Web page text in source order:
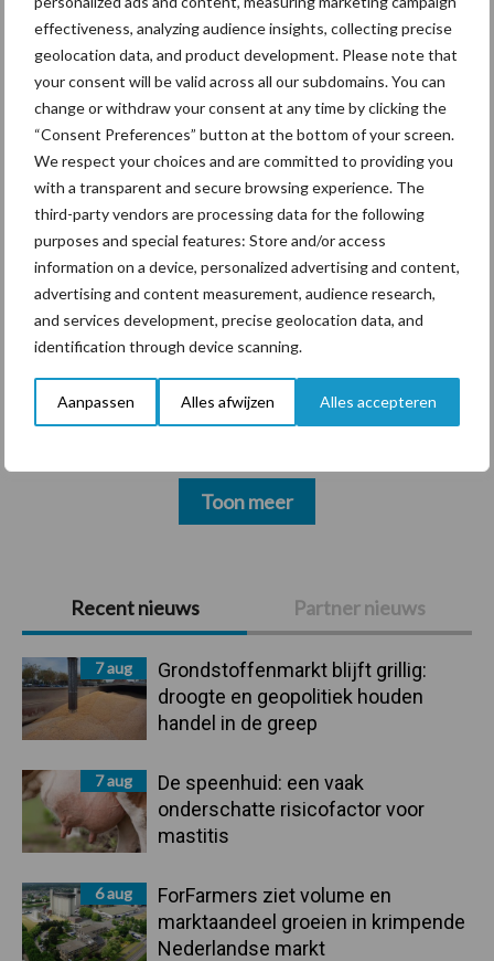
effectiveness, analyzing audience insights, collecting precise
geolocation data, and product development. Please note that
your consent will be valid across all our subdomains. You can
change or withdraw your consent at any time by clicking the
“Consent Preferences” button at the bottom of your screen.
We respect your choices and are committed to providing you
with a transparent and secure browsing experience. The
third-party vendors are processing data for the following
purposes and special features: Store and/or access
information on a device, personalized advertising and content,
advertising and content measurement, audience research,
and services development, precise geolocation data, and
identification through device scanning.
Aanpassen Alles afwijzen Alles accepteren
Primaire
Sidebar
Recent nieuws Partner nieuws
7 aug
Grondstoffenmarkt blijft grillig:
droogte en geopolitiek houden
handel in de greep
7 aug
De speenhuid: een vaak
onderschatte risicofactor voor
mastitis
6 aug
ForFarmers ziet volume en
marktaandeel groeien in krimpende
Nederlandse markt
marktaandeel groeien in
krimpende Nederlandse
markt
Themapagina's
Diergezondheid Bemesting
Hittestress
Toon meer